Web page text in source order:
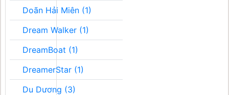
Doãn Hải Miên (1)
Dream Walker (1)
DreamBoat (1)
DreamerStar (1)
Du Dương (3)